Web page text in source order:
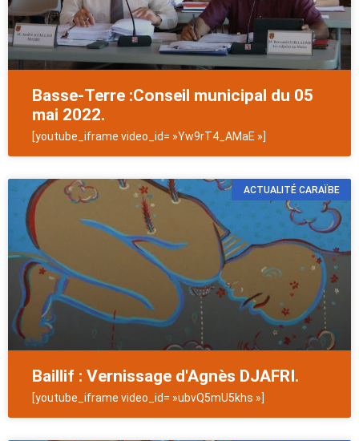
Basse-Terre :Conseil municipal du 05
mai 2022.
[youtube_iframe video_id= »Yw9rT4_AMaE »]
ACTUALITÉ CARAÏBE
Baillif : Vernissage d'Agnès DJAFRI.
[youtube_iframe video_id= »ubvQ5mU5khs »]